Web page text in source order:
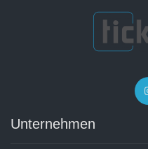
Unternehmen